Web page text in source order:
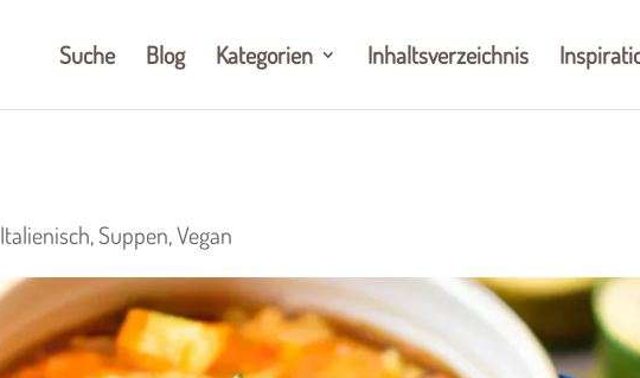
Suche Blog Kategorien Inhaltsverzeichnis
Italienisch,Suppen,Vegan